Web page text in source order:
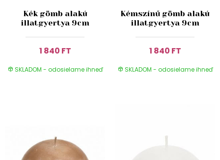
Kék gömb alakú
illatgyertya 9cm
1 840 FT
SKLADOM - odosielame ihneď
Kémszínű gömb alakú
illatgyertya 9cm
1 840 FT
SKLADOM - odosielame ihneď